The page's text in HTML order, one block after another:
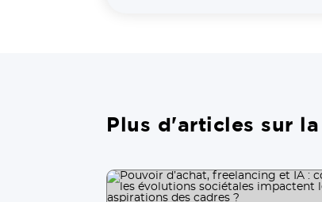
Plus d'articles sur